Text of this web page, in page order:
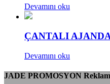
Devamını oku
ÇANTALI
Devamını oku
JADE PROMOSYON